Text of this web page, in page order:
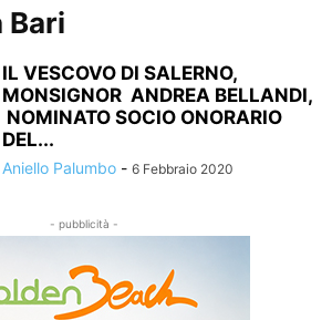
Bari
IL VESCOVO DI SALERNO,
MONSIGNOR ANDREA BELLANDI,
NOMINATO SOCIO ONORARIO
DEL...
Aniello Palumbo - 6 Febbraio 2020
- pubblicità -